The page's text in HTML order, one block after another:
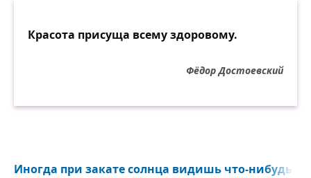
Красота присуща всему здоровому.
Фёдор Достоевский
Иногда при закате солнца видишь что-нибудь